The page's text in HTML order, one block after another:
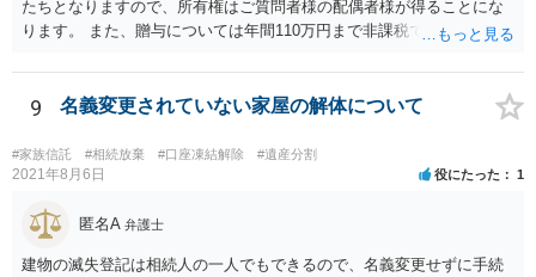
たちとなりますので、所有権はご質問者様の配偶者様が得ることにな
ります。 また、贈与については年間110万円まで非課税であり、トイ
9 名義変更されていない家屋の解体について
#家族信託 #相続放棄 #口座凍結解除 #遺産分割
2021年8月6日 役にたった 1
匿名A 弁護士
建物の滅失登記は相続人の一人でもできるので、名義変更せずに手続